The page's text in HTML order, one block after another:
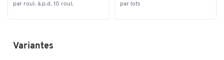
par roul. à.p.d. 10 roul. par lots
Variantes